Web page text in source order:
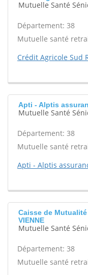
Mutuelle Santé
Département: 38
Mutuelle santé
Crédit Agricole Sud
Apti - Alptis
Mutuelle Santé
Département: 38
Mutuelle santé
Apti - Alptis
Caisse de
VIENNE
Mutuelle Santé
Département: 38
Mutuelle santé